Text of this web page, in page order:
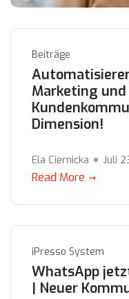
Beiträge
Marketing und
Dimension!
Ela Ciernicka Juli
Read More
iPresso System
WhatsApp
| Neuer